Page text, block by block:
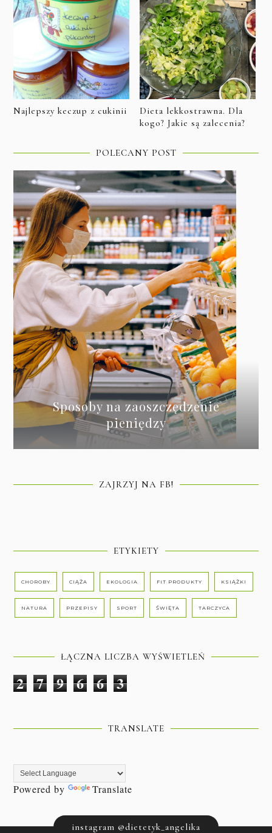
Najlepszy keczup z cukinii
Dieta lekkostrawna. Dla
kogo? Jakie są zalecenia?
POLECANY POST
Sposoby na zaoszczędzenie
pieniędzy
ZAJRZYJ NA FB!
ETYKIETY
CHOROBY CIĄŻA EKOLOGIA FIT PRODUKTY KSIĄŻKI
NATURA PRZEPISY SPORT ŚWIĘTA TARCZYCA
ŁĄCZNA LICZBA WYŚWIETLEŃ
2 7 9 6 6 3
TRANSLATE
Powered by Translate
instagram @dietetyk_angelika